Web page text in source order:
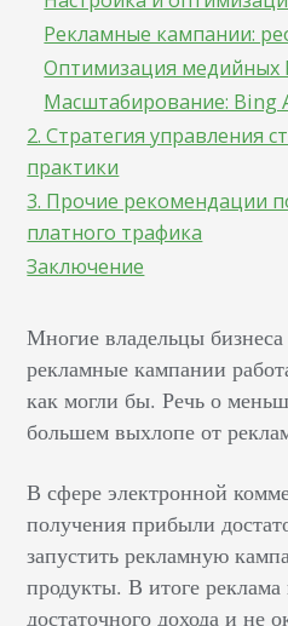
Рекламные кампании:
Оптимизация медийных
Масштабирование: Bing
2. Стратегия управления
практики
3. Прочие рекомендации
платного трафика
Заключение
Многие владельцы
рекламные кампании
как могли бы. Речь о
большем выхлопе от
В сфере электронной
получения прибыли
запустить рекламную
продукты. В итоге реклама
достаточного дохода и не